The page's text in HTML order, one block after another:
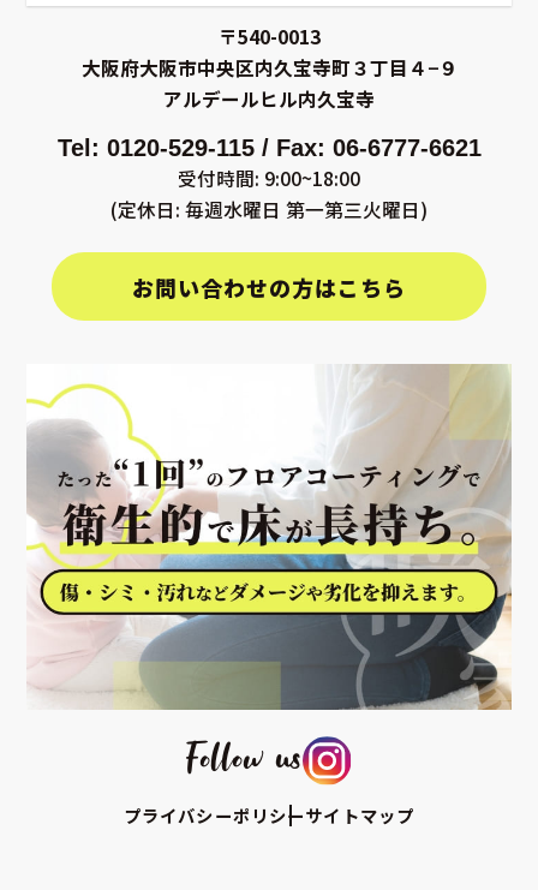
〒540-0013
大阪府大阪市中央区内久宝寺町３丁目４−９
アルデールヒル内久宝寺
Tel: 0120-529-115 / Fax: 06-6777-6621
受付時間: 9:00~18:00
(定休日: 毎週水曜日 第一第三火曜日)
お問い合わせの方はこちら
Follow us
プライバシーポリシーサイトマップ